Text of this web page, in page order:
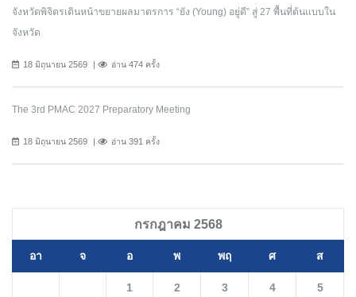
จังหวัดพิจิตรเดินหน้าขยายผลมาตรการ “ยัง (Young) อยู่ดี” สู่ 27 พื้นที่ต้นแบบใน
จังหวัด
18 มิถุนายน 2569 อ่าน 474 ครั้ง
The 3rd PMAC 2027 Preparatory Meeting
18 มิถุนายน 2569 อ่าน 391 ครั้ง
กรกฎาคม 2568
อา จ อ พ พฤ ศ ส
1 2 3 4 5